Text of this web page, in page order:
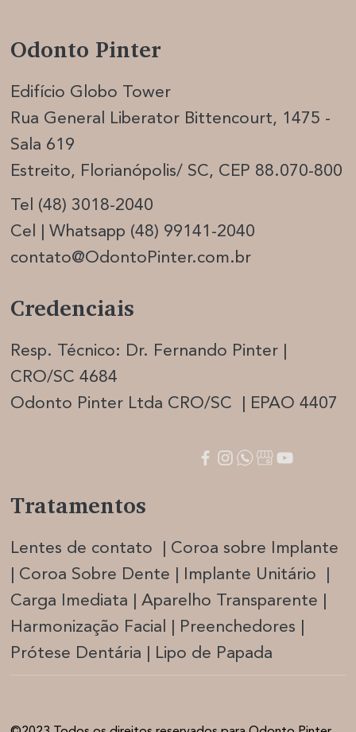
Edifício Globo Tower
Rua General Liberator Bittencourt, 1475 -
Sala 619
Estreito, Florianópolis/ SC, CEP 88.070-800
Tel (48) 3018-2040
Cel | Whatsapp (48) 99141-2040
contato@OdontoPinter.com.br
Odonto Pinter
Credenciais
Resp. Técnico: Dr. Fernando Pinter |
CRO/SC 4684
Odonto Pinter Ltda CRO/SC | EPAO 4407
Tratamentos
Lentes de contato | Coroa sobre Implante
| Coroa Sobre Dente | Implante Unitário |
Carga Imediata |Aparelho Transparente |
Harmonização Facial | Preenchedores |
Prótese Dentária | Lipo de Papada